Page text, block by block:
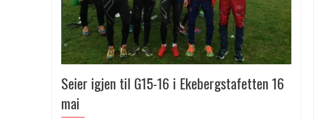
Seier igjen til G15-16 i Ekebergstafetten 16
mai